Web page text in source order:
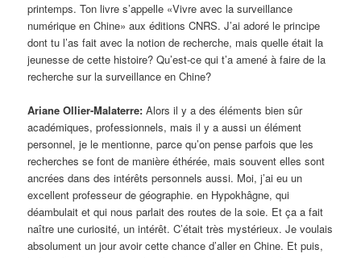
printemps. Ton livre s’appelle «Vivre avec la surveillance
numérique en Chine» aux éditions CNRS. J’ai adoré le principe
dont tu l’as fait avec la notion de recherche, mais quelle était la
jeunesse de cette histoire? Qu’est-ce qui t’a amené à faire de la
recherche sur la surveillance en Chine?
Ariane Ollier-Malaterre:Alors il y a des éléments bien sûr
académiques, professionnels, mais il y a aussi un élément
personnel, je le mentionne, parce qu’on pense parfois que les
recherches se font de manière éthérée, mais souvent elles sont
ancrées dans des intérêts personnels aussi. Moi, j’ai eu un
excellent professeur de géographie. en Hypokhâgne, qui
déambulait et qui nous parlait des routes de la soie. Et ça a fait
naître une curiosité, un intérêt. C’était très mystérieux. Je voulais
absolument un jour avoir cette chance d’aller en Chine. Et puis,